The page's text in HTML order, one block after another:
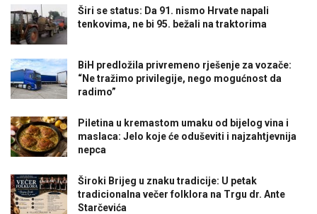
Širi se status: Da 91. nismo Hrvate napali
tenkovima, ne bi 95. bežali na traktorima
BiH predložila privremeno rješenje za vozače:
“Ne tražimo privilegije, nego mogućnost da
radimo”
Piletina u kremastom umaku od bijelog vina i
maslaca: Jelo koje će oduševiti i najzahtjevnija
nepca
Široki Brijeg u znaku tradicije: U petak
tradicionalna večer folklora na Trgu dr. Ante
Starčevića